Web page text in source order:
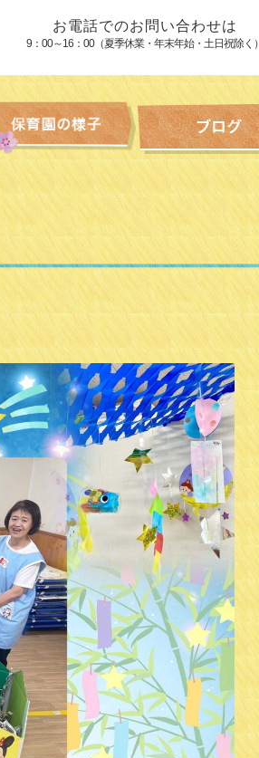
お電話でのお問い合わせは
9：00～16：00（夏季休業・年末年始・土日祝除く）